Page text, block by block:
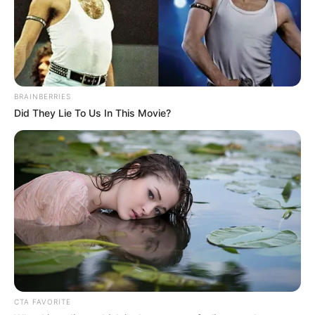
BRAINBERRIES
Did They Lie To Us In This Movie?
CTA FAVORITE